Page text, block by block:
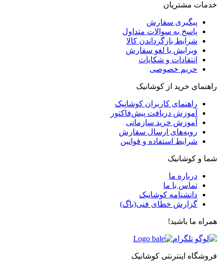
خدمات مشتریان
پیگیری سفارش
پاسخ به سوالات متداول
شرایط بازگرداندن کالا
ویرایش یا لغو سفارش
انتقادات و شکایات
حریم خصوصی
راهنمای خرید از کوشانیک
راهنمای کاربران کوشانیک
آموزش دریافت پیش‌فاکتور
آموزش خرید سازمانی
رویه‌های ارسال سفارش
شرایط استفاده و قوانین
شما و کوشانیک
درباره ما
تماس با ما
دانشنامه کوشانیک
گزارش خطای فنی(باگ)
همراه ما باشید!
فروشگاه اینترنتی کوشانیک